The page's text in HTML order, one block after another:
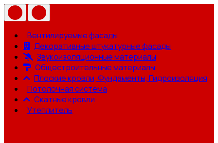
Вентилируемые фасады
Декоративные штукатурные фасады
Звукоизоляционные материалы
Общестроительные материалы
Плоские кровли, Фундаменты, Гидроизоляция
Потолочная система
Скатные кровли
Утеплитель